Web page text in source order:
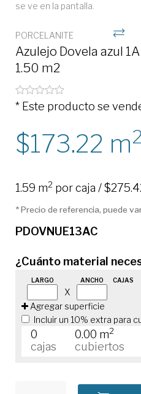
se ve en la pantalla.
PORCELANITE
Azulejo Dovela azul
1.50 m2
* Este producto se
173.22 m2
1.59 m2 por caja /
* Precio de referencia, puede
PDOVNUE13AC
¿Cuánto material
LARGO ANCHO CAJAS
X
Agregar superficie
Incluir un 10% extra para
0
cajas
0.00 m2
cubiertos